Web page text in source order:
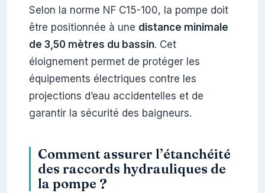
Selon la norme NF C15-100, la pompe doit
être positionnée à une distance minimale
de 3,50 mètres du bassin. Cet
éloignement permet de protéger les
équipements électriques contre les
projections d’eau accidentelles et de
garantir la sécurité des baigneurs.
Comment assurer l’étanchéité
des raccords hydrauliques de
la pompe ?